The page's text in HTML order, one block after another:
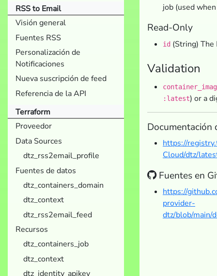
RSS to Email
Visión general
Fuentes RSS
Personalización de
Notificaciones
Nueva suscripción de feed
Referencia de la API
Terraform
Proveedor
Data Sources
dtz_rss2email_profile
Fuentes de datos
dtz_containers_domain
dtz_context
dtz_rss2email_feed
Recursos
dtz_containers_job
dtz_context
dtz_identity_apikey
job (used
Read-Only
id (String) The
Validation
:latest) or a
Documentación
https://
Cloud/dtz/
Fuentes en
https://
provider-
dtz/blob/main/